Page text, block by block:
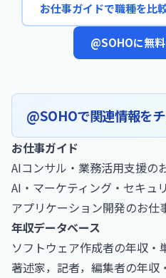
お仕事ガイドで職種を比
@SOHOに無
@SOHOで関連情報を
お仕事ガイド
AIコンサル・業務活用支援の
AI・マーケティング・セキュ
アプリケーション開発のお仕
年収データベース
ソフトウェア作成者の年収・
著述家，記者，編集者の年収